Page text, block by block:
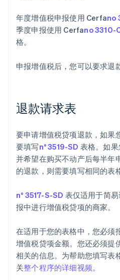
年度增值税申报使用 Cerfano
季度申报使用 Cerfano 3310-
格。
申报增值税后，您可以要求退款
退款请求表
要申请增值税贷项退款，如果
要填写n° 3519-SD 表格。如果
并希望在购买不动产后每半年
的退款，则需要填写相同的表格
n° 3517-S-SD 表仅适用于简
报中进行增值税贷项的商家。
在适用于您的表格中，您必须
增值税贷项金额。您还必须提
相关的信息。为帮助您填写表
关整个程序的详细视频。